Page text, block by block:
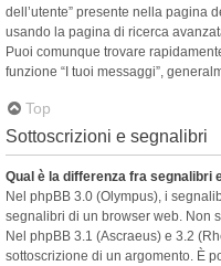
dell’utente” presente nella pagina
usando la pagina di ricerca
Puoi comunque trovare
funzione “I tuoi messaggi”,
Top
Sottoscrizioni e segnalibri
Qual è la differenza fra segnalibri
Nel phpBB 3.0 (Olympus), i
segnalibri di un browser web. Non
Nel phpBB 3.1 (Ascraeus) e 3.2
sottoscrizione di un argomento. È